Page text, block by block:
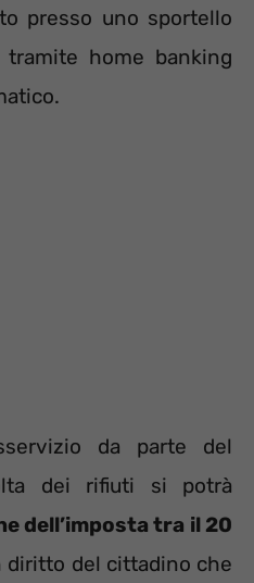
presso uno sportello
home banking
da parte del
dei rifiuti si potrà
dell’imposta tra il 20
diritto del cittadino che